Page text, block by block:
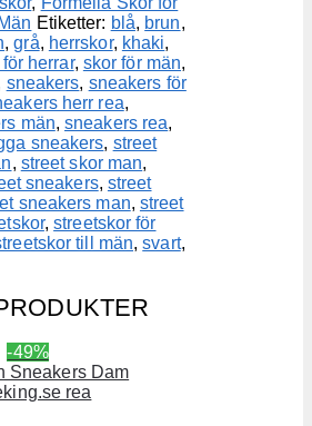
Etiketter: blå, brun,
,grå, herrskor, khaki,
herrar, skor för män,
sneakers, sneakers för
herr rea,
män,sneakers rea,
sneakers, street
, street skor man,
sneakers, street
sneakers man, street
,streetskor för
till män,svart,
-49%